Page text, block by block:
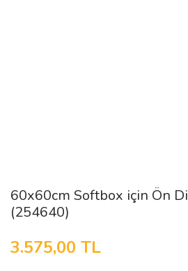
60x60cm Softbox için Ön
(254640)
3.575,00 TL